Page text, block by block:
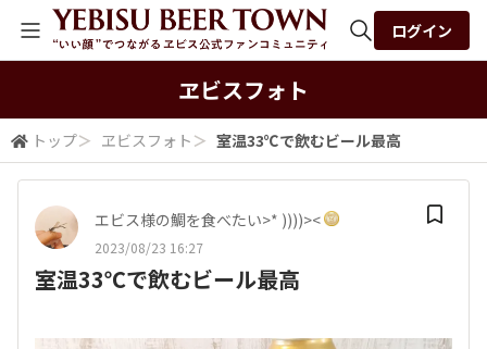
検索
ログイン
ヱビスフォト
トップ＞ ヱビスフォト ＞ 室温33℃で飲むビール最高
エビス様の鯛を食べたい>* ))))><
2023/08/23 16:27
室温33℃で飲むビール最高